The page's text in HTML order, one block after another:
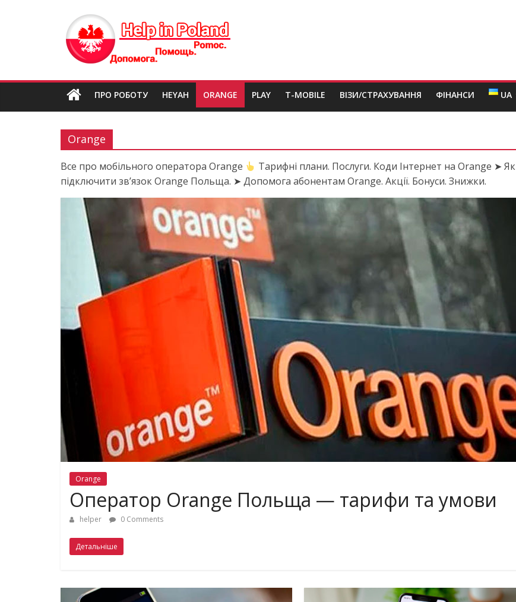
Help
in
Poland
ПРО РОБОТУ HEYAH ORANGE PLAY T-MOBILE ВІЗИ/СТРАХУВАННЯ ФІНАНСИ UA
Orange
Все про мобільного оператора Orange
Тарифні плани. Послуги. Коди Інтернет на Orange ➤ Як
підключити зв’язок Orange Польща. ➤ Допомога абонентам Orange. Акції. Бонуси. Знижки.
Orange
Оператор Orange Польща — тарифи та умови
helper 0 Comments
Детальніше